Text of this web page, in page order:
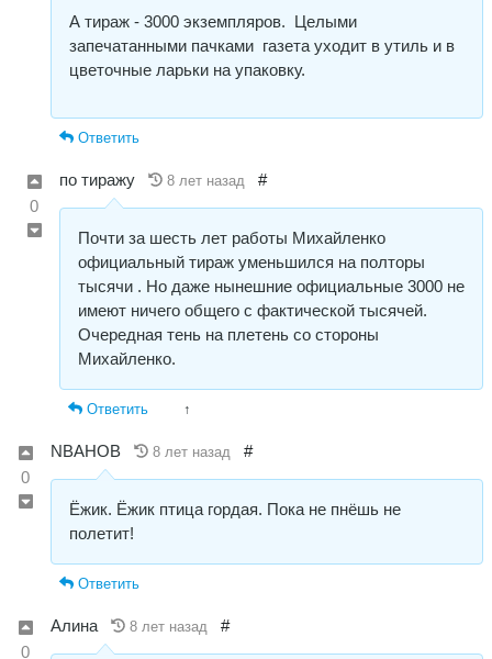
А тираж - 3000 экземпляров. Целыми
запечатанными пачками газета уходит в утиль и в
цветочные ларьки на упаковку.
Ответить
0
по тиражу 8 лет назад #
Почти за шесть лет работы Михайленко
официальный тираж уменьшился на полторы
тысячи . Но даже нынешние официальные 3000 не
имеют ничего общего с фактической тысячей.
Очередная тень на плетень со стороны
Михайленко.
Ответить ↑
0
NBAHOB 8 лет назад #
Ёжик. Ёжик птица гордая. Пока не пнёшь не
полетит!
Ответить
0
Алина 8 лет назад #